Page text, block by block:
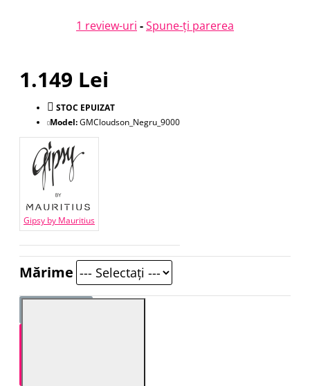
1 review-uri -Spune-ţi parerea
1.149 Lei
STOC EPUIZAT
Model:GMCloudson_Negru_9000
Gipsy by Mauritius
Mărime